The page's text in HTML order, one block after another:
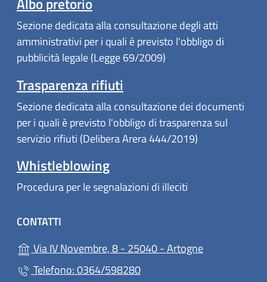
Sezione dedicata alla consultazione degli atti
amministrativi per i quali è previsto l'obbligo di
pubblicità legale (Legge 69/2009)
Trasparenza rifiuti
Sezione dedicata alla consultazione dei documenti
per i quali è previsto l'obbligo di trasparenza sul
servizio rifiuti (Delibera Arera 444/2019)
Whistleblowing
Procedura per le segnalazioni di illeciti
CONTATTI
Via IV Novembre, 8 - 25040 - Artogne(apre in
Telefono: 0364/598280